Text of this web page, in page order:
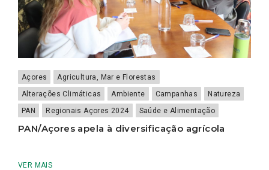
Açores
Agricultura, Mar e Florestas
Alterações Climáticas
Ambiente Campanhas
Natureza
PAN
Regionais Açores 2024 Saúde e Alimentação
PAN/Açores apela à diversificação agrícola
VER MAIS